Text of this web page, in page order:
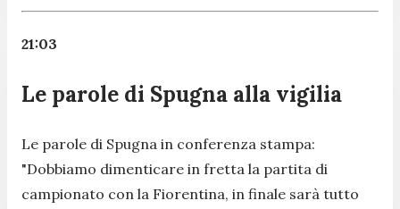
21:03
Le parole di Spugna alla vigilia
Le parole di Spugna in conferenza stampa:
"Dobbiamo dimenticare in fretta la partita di
campionato con la Fiorentina, in finale sarà tutto